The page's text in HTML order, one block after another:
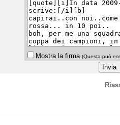
Mostra la firma (Questa può